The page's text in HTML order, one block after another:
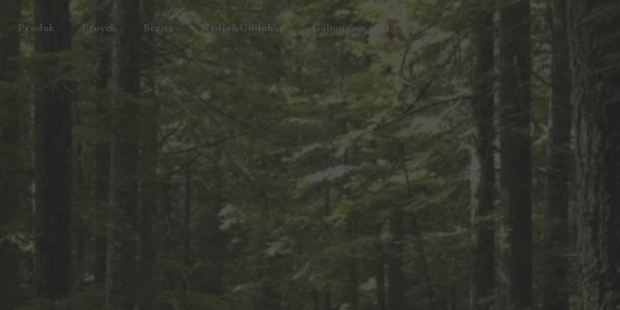
Produk Proyek Berita Media&Unduhan Gabung Language